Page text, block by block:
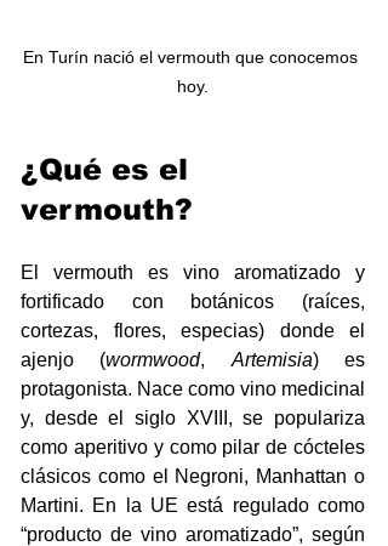
En Turín nació el vermouth que conocemos
hoy.
¿Qué es el
vermouth?
El vermouth es vino aromatizado y
fortificado con botánicos (raíces,
cortezas, flores, especias) donde el
ajenjo (wormwood, Artemisia) es
protagonista. Nace como vino medicinal
y, desde el siglo XVIII, se populariza
como aperitivo y como pilar de cócteles
clásicos como el Negroni, Manhattan o
Martini. En la UE está regulado como
“producto de vino aromatizado”, según